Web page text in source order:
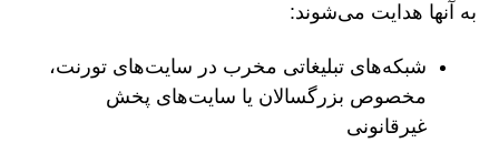
به آنها هدایت می‌شوند:
شبکه‌های تبلیغاتی مخرب در سایت‌های تورنت،
مخصوص بزرگسالان یا سایت‌های پخش
غیرقانونی